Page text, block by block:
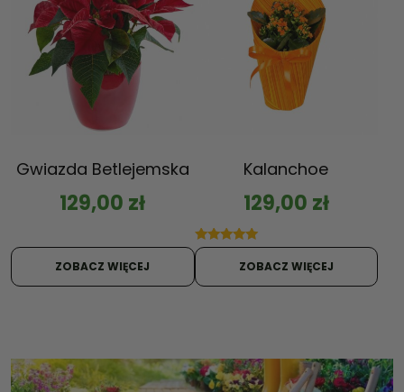
Gwiazda Betlejemska
129,00 zł
ZOBACZ WIĘCEJ
Kalanchoe
129,00 zł
ZOBACZ WIĘCEJ